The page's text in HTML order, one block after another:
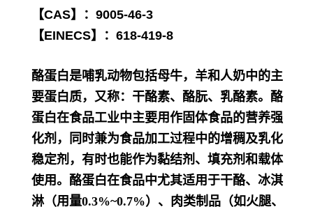
【CAS】：9005-46-3
【EINECS】：618-419-8
酪蛋白是哺乳动物包括母牛，羊和人奶中的主
要蛋白质，又称：干酪素、酪朊、乳酪素。 酪
蛋白在食品工业中主要用作固体食品的营养强
化剂，同时兼为食品加工过程中的增稠及乳化
稳定剂，有时也能作为黏结剂、填充剂和载体
使用。酪蛋白在食品中尤其适用于干酪、冰淇
淋（用量0.3%~0.7%）、肉类制品（如火腿、